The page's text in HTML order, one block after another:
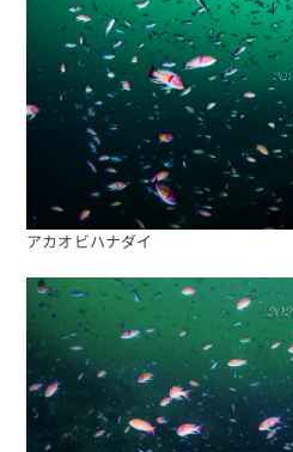
アカオビハナダイ